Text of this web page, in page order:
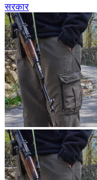
सरकार